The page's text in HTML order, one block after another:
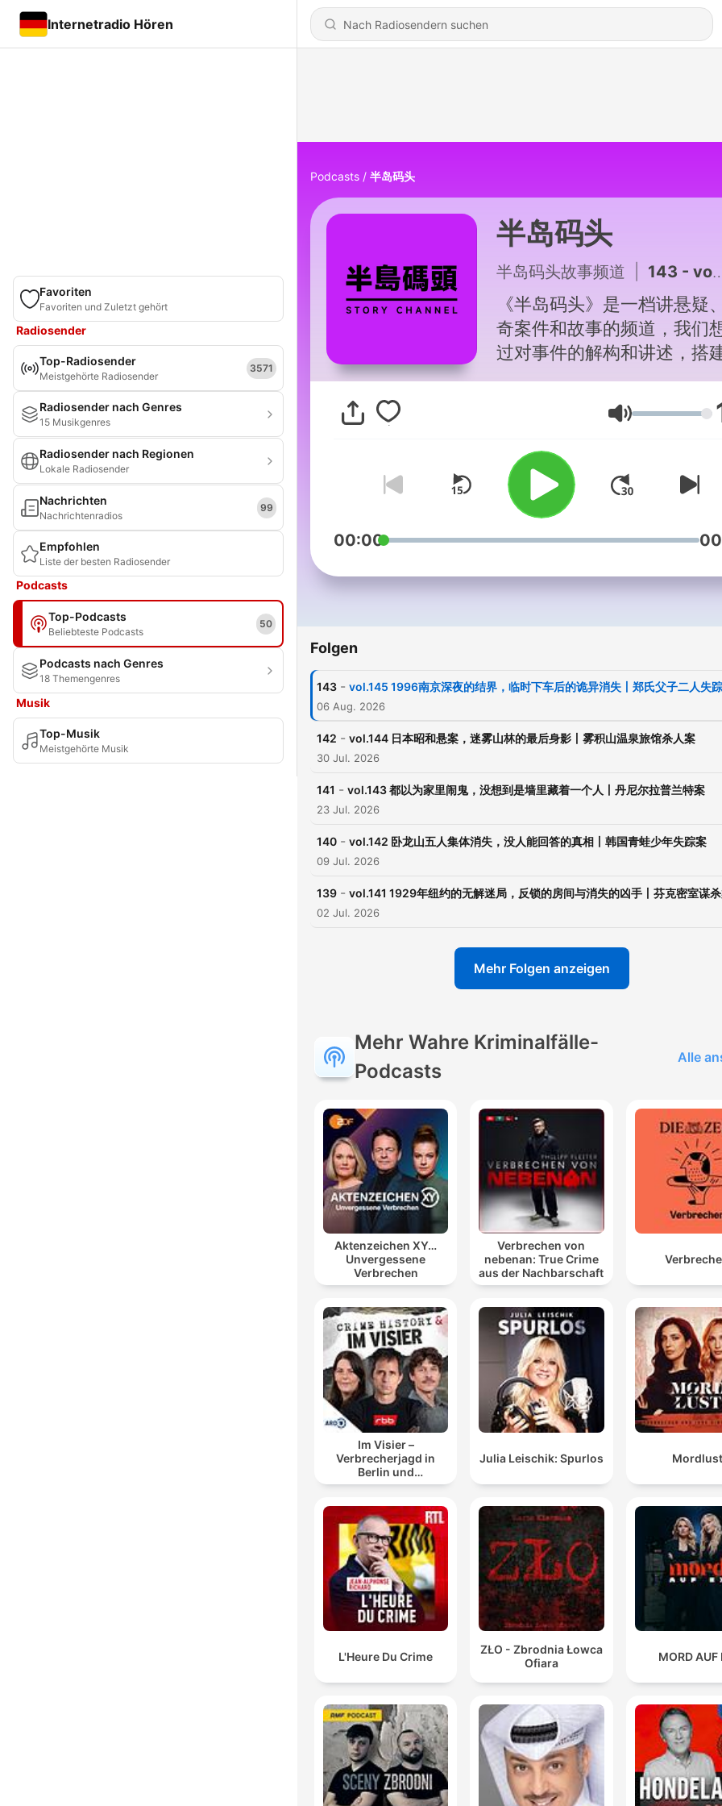
Internetradio Hören
Favoriten
Favoriten und Zuletzt gehört
Radiosender
Top-Radiosender
Meistgehörte Radiosender
3571
Radiosender nach Genres
15 Musikgenres
Radiosender nach Regionen
Lokale Radiosender
Nachrichten
Nachrichtenradios
99
Empfohlen
Liste der besten Radiosender
Podcasts
Top-Podcasts
Beliebteste Podcasts
50
Podcasts nach Genres
18 Themengenres
Musik
Top-Musik
Meistgehörte Musik
Podcasts 半岛码头
半岛码头
半岛码头故事频道 143 - vol.145 1996南京深夜的结界，临时下车后的诡异消失丨郑氏父子二人失踪案
《半岛码头》是一档讲悬疑
奇案件和故事的频道，我们
过对事件的解构和讲述，搭
让人身临其境的场景。我们
目有视频版和音频版，首发
Lautstärke
00:00
Folgen
143 - vol.145 1996南京深夜的结界，临时下车后的诡异消失丨郑氏父子二人失
06 Aug. 2026
142 - vol.144 日本昭和悬案，迷雾山林的最后身影丨雾积山温泉旅馆杀人案
30 Jul. 2026
141 - vol.143 都以为家里闹鬼，没想到是墙里藏着一个人丨丹尼尔拉普兰特案
23 Jul. 2026
140 - vol.142 卧龙山五人集体消失，没人能回答的真相丨韩国青蛙少年失踪案
09 Jul. 2026
139 - vol.141 1929年纽约的无解迷局，反锁的房间与消失的凶手丨芬克密室谋
02 Jul. 2026
Mehr Folgen anzeigen
Mehr Wahre Kriminalfälle-
Podcasts
Alle
Aktenzeichen XY…
Unvergessene
Verbrechen
Verbrechen von
nebenan: True Crime
aus der Nachbarschaft
Im Visier –
Verbrecherjagd in
Berlin und
Brandenburg
Julia Leischik: Spurlos Mordlust
L'Heure Du Crime
ZŁO - Zbrodnia Łowca
Ofiara
MORD AUF